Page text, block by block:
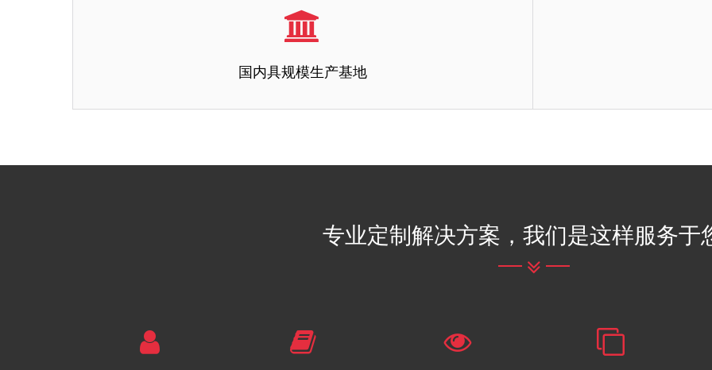
我们公司拥有独立的防伪验证中心，安全和稳定性均达到国家标准，极具权威性，若出现仿造假冒
国内具规模生产基地
专业定制解决方案，我们是这样服务于